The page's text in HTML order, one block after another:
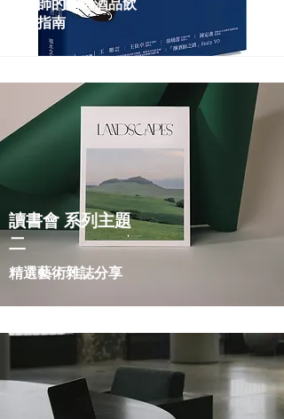
侍酒師的葡萄酒品飲
隨身指南
讀書會 系列主題
二
​精選藝術雜誌分享